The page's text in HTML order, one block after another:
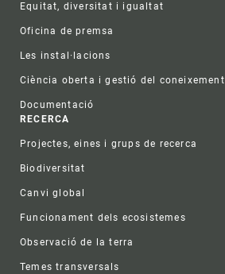
Equitat, diversitat i igualtat
Oficina de premsa
Les instal·lacions
Ciència oberta i gestió del coneixement
Documentació
RECERCA
Projectes, eines i grups de recerca
Biodiversitat
Canvi global
Funcionament dels ecosistemes
Observació de la terra
Temes transversals